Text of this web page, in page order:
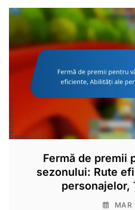
Fermă de premii
sezonului: Rute
personajelor,
MAR